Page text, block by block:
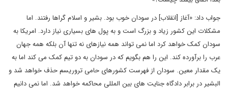
جواب داد: «آغاز [انقلاب] در سودان خوب بود. بشیر و اسلام گراها رفتند. اما
مشکلات این کشور زیاد و بزرگ است و به پول های بسیاری نیاز دارد. امریکا به
سودان کمک خواهد کرد اما نمی تواند همه نیازهای نه تنها آن بلکه همه جهان
عرب را برآورده کند. این را هم بگویم که در سودان به دو تیم کمک می کند اما به
یک مقدار معین. سودان از فهرست کشورهای حامی تروریسم حذف خواهد شد و
البشیر در برابر دادگاه جنایت های بین المللی محاکمه خواهد شد. اما نمی دانیم